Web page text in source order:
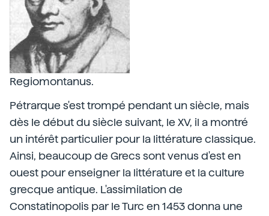
Regiomontanus.
Pétrarque s'est trompé pendant un siècle, mais
dès le début du siècle suivant, le XV, il a montré
un intérêt particulier pour la littérature classique.
Ainsi, beaucoup de Grecs sont venus d'est en
ouest pour enseigner la littérature et la culture
grecque antique. L'assimilation de
Constatinopolis par le Turc en 1453 donna une